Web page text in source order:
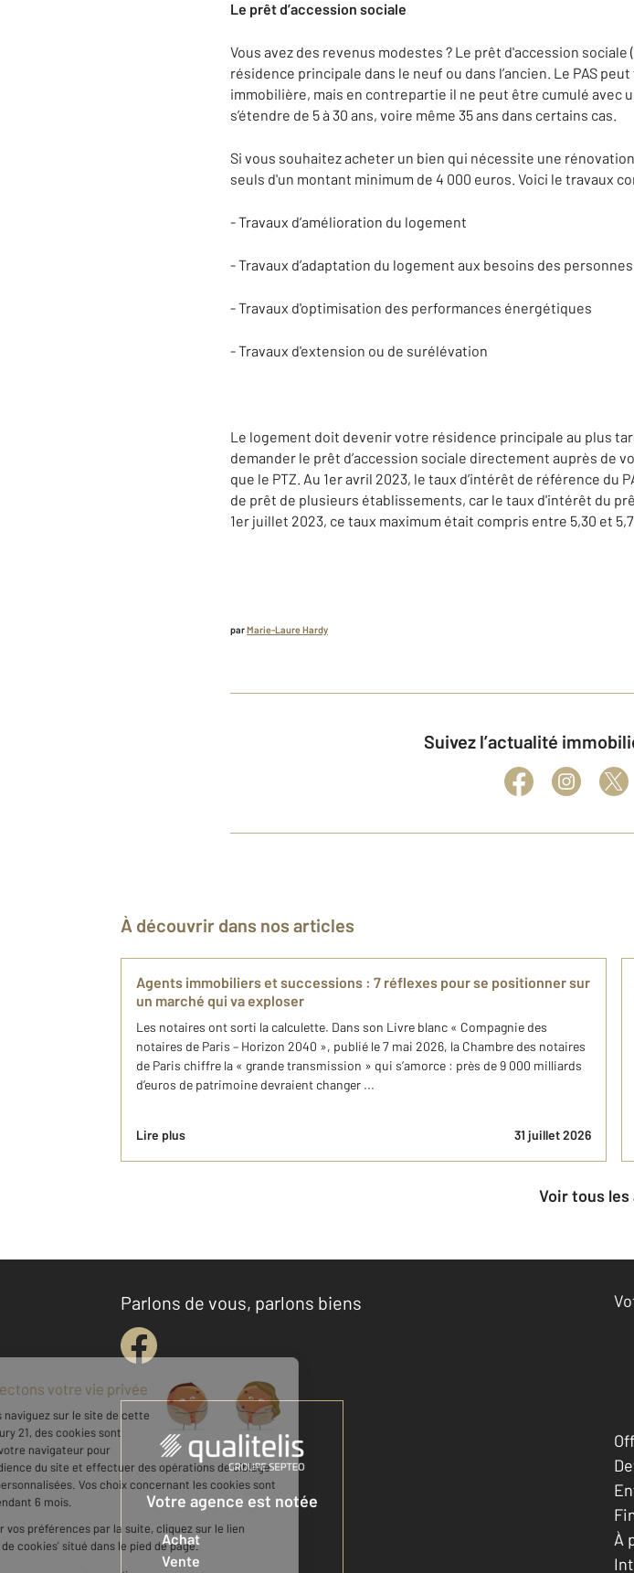
Le prêt d’accession sociale
Vous avez des revenus modestes ? Le prêt d'accession
résidence principale dans le neuf ou dans l’ancien. Le PAS
immobilière, mais en contrepartie il ne peut être cumulé avec
s’étendre de 5 à 30 ans, voire même 35 ans dans certains cas.
Si vous souhaitez acheter un bien qui nécessite une
seuls d'un montant minimum de 4 000 euros. Voici le travaux
- Travaux d’amélioration du logement
- Travaux d’adaptation du logement aux besoins des
- Travaux d'optimisation des performances énergétiques
- Travaux d'extension ou de surélévation
Le logement doit devenir votre résidence principale au plus
demander le prêt d’accession sociale directement auprès de
que le PTZ. Au 1er avril 2023, le taux d’intérêt de référence du
de prêt de plusieurs établissements, car le taux d'intérêt du
1er juillet 2023, ce taux maximum était compris entre 5,30 et
parMarie-Laure Hardy
Suivez l’actualité
À découvrir dans nos articles
Agents immobiliers et successions : 7 réflexes pour se positionner sur
un marché qui va exploser
Les notaires ont sorti la calculette. Dans son Livre blanc « Compagnie des
notaires de Paris – Horizon 2040 », publié le 7 mai 2026, la Chambre des notaires
de Paris chiffre la « grande transmission » qui s’amorce : près de 9 000 milliards
d’euros de patrimoine devraient changer ...
Lire plus 31 juillet 2026
Voir tous
Parlons de vous, parlons biens
Votre agence est notée
Achat
Vente
À